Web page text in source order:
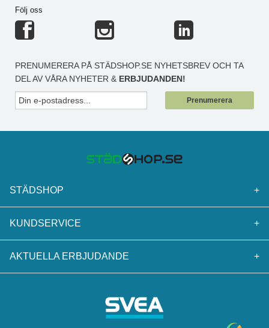
Säkerhet:
● VOC: 477 g/l (gräns A/i: 500 g/l)
● Konsultera säkerhetsdatablad (SDS) på burken
Minst 5 år i oöppnad burk, förvarad torrt och ventilerat
mellan 5° och 35°C, inte i direkt solljus.
Följ oss
PRENUMERERA PÅ STÄDSHOP.SE NYHETSBREV OCH TA
DEL AV VÅRA NYHETER & ERBJUDANDEN!
Prenumerera
STÄDSHOP +
KUNDSERVICE +
AKTUELLA ERBJUDANDE +